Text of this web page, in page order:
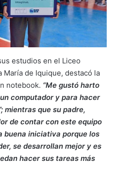
estudios en el Liceo
María de Iquique, destacó la
notebook. “Me gustó harto
computador y para hacer
mientras que su padre,
de contar con este equipo
buena iniciativa porque los
se desarrollan mejor y es
hacer sus tareas más